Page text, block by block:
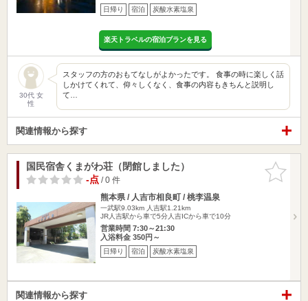
日帰り 宿泊 炭酸水素塩泉
楽天トラベルの宿泊プランを見る
30代 女
性
スタッフの方のおもてなしがよかったです。 食事の時に楽しく話
しかけてくれて、仰々しくなく、食事の内容もきちんと説明し
て…
関連情報から探す
お気に入
りに追加
国民宿舎くまがわ荘（閉館しました）
-点/ 0 件
熊本県 / 人吉市相良町 / 桃李温泉
一武駅9.03km 人吉駅1.21km
JR人吉駅から車で5分人吉ICから車で10分
営業時間 7:30～21:30
入浴料金 350円～
日帰り 宿泊 炭酸水素塩泉
関連情報から探す